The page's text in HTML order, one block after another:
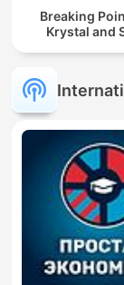
Breaking
Krystal and